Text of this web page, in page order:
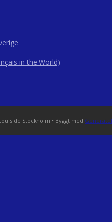
in the World)
de Stockholm • Byggt med